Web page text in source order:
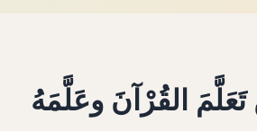
القُرْآنَ وعَلَّمَهُ